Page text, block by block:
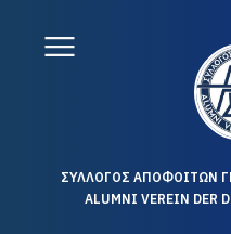
ΣΥΛΛΟΓΟΣ ΑΠΟΦΟΙΤΩΝ
ALUMNI VEREIN DER